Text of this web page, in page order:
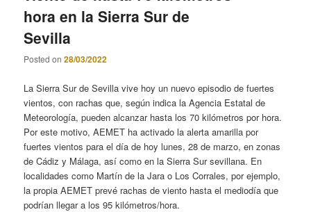
hora en la Sierra Sur de
Sevilla
Posted on28/03/2022
La Sierra Sur de Sevilla vive hoy un nuevo episodio de fuertes
vientos, con rachas que, según indica la Agencia Estatal de
Meteorología, pueden alcanzar hasta los 70 kilómetros por hora.
Por este motivo, AEMET ha activado la alerta amarilla por
fuertes vientos para el día de hoy lunes, 28 de marzo, en zonas
de Cádiz y Málaga, así como en la Sierra Sur sevillana. En
localidades como Martín de la Jara o Los Corrales, por ejemplo,
la propia AEMET prevé rachas de viento hasta el mediodía que
podrían llegar a los 95 kilómetros/hora.